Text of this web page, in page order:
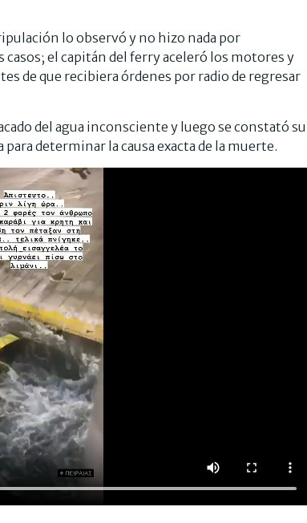
lo observó y no hizo nada por
el capitán del ferry aceleró los motores y
de que recibiera órdenes por radio de regresar
del agua inconsciente y luego se constató su
determinar la causa exacta de la muerte.